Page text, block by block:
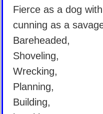
Fierce as a dog
cunning as a
Bareheaded,
Shoveling,
Wrecking,
Planning,
Building,